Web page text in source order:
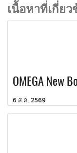
เนื้อหาที่เกี่ยว
OMEGA New
6 ส.ค. 2569